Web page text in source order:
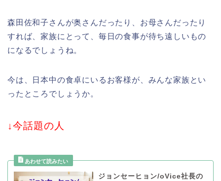
森田佐和子さんが奥さんだったり、お母さんだったり
すれば、家族にとって、毎日の食事が待ち遠しいもの
になるでしょうね。
今は、日本中の食卓にいるお客様が、みんな家族とい
ったところでしょうか。
↓今話題の人
ジョンセーヒョン/oVice社長の